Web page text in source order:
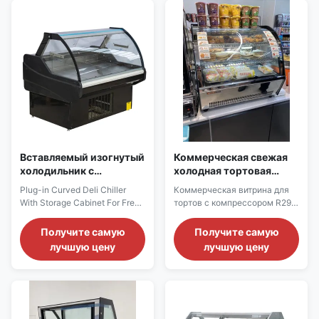
LED lights ...
It is equipped with five‑tier
adjustable shelves, each fitted
with ...
Вставляемый изогнутый
холодильник с
шкафчиком для
хранения свежей пищи
Plug-in Curved Deli Chiller
With Storage Cabinet For Fresh
NARO curved lift-up
refrigerated deli display cabinet
is a plug-and-play integrated
compressor and eco-friendly
curved lift-up glass door for
Получите самую
лучшую цену
Коммерческая свежая
холодная тортовая
витрина
Коммерческая витрина для
тортов с компрессором R290,
размораживанием и
светодиодным освещением.
Особенности включают в
Получите самую
лучшую цену